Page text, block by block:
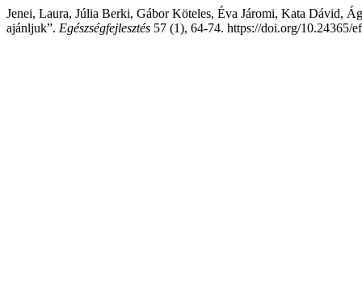
Jenei, Laura, Júlia Berki, Gábor Köteles, Éva Járomi, Kata Dávid,
ajánljuk”. Egészségfejlesztés 57 (1), 64-74. https://doi.org/10.24365/